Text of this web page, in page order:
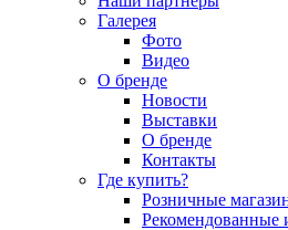
Галерея
Фото
Видео
О бренде
Новости
Выставки
О бренде
Контакты
Где купить?
Розничные
Рекомендованные